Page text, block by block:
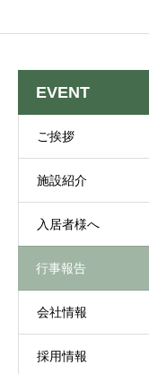
EVENT
ご挨拶
施設紹介
施設紹介
併設サービス
入居者様へ
行事報告
会社情報
企業理念
採用情報